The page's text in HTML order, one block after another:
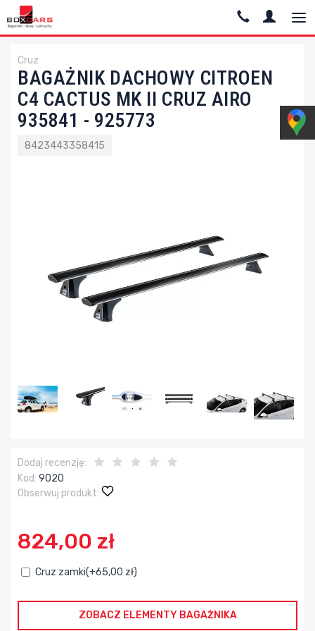
Cruz
BAGAŻNIK DACHOWY CITROEN
C4 CACTUS MK II CRUZ AIRO
935841 - 925773
8423443358415
Dodaj recenzję:
Kod: 9020
Obserwuj produkt:
824,00 zł
Cruz zamki(+65,00 zł)
ZOBACZ ELEMENTY BAGAŻNIKA